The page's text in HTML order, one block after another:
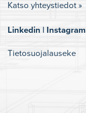
Katso yhteystiedot »
Linkedin | Instagram
Tietosuojalauseke